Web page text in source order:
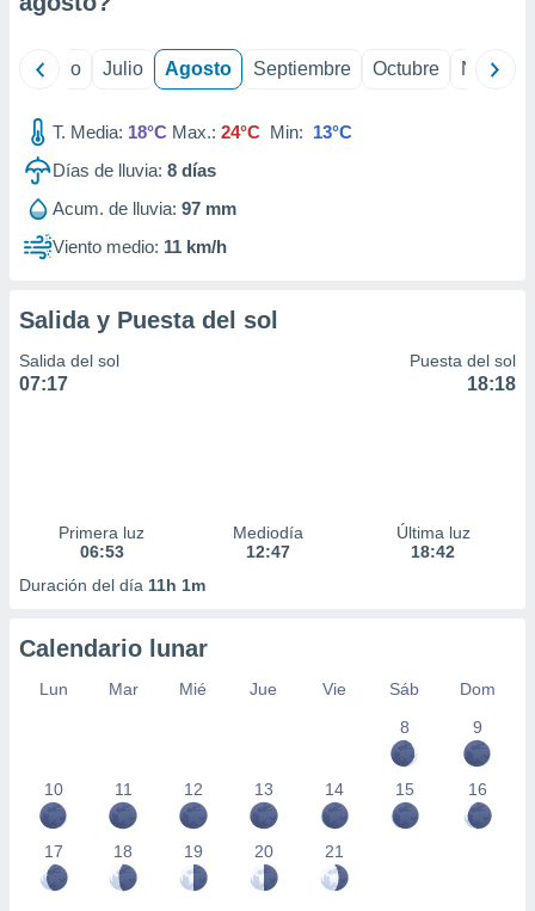
mediante
publicidad
publicidad
1199
Junio Julio Agosto Septiembre Octubre
T. Media: 18°C Max.: 24°C Min: 13°C
Días de lluvia: 8 días
Acum. de lluvia: 97 mm
Viento medio: 11 km/h
Salida y Puesta del sol
Salida del sol
07:17
Puesta del sol
18:18
Primera luz
06:53
Mediodía
12:47
Última luz
18:42
Duración del día 11h 1m
Calendario lunar
Lun Mar Mié Jue Vie Sáb
Dom
8
9
10 11 12 13 14 15 16
17 18 19 20 21